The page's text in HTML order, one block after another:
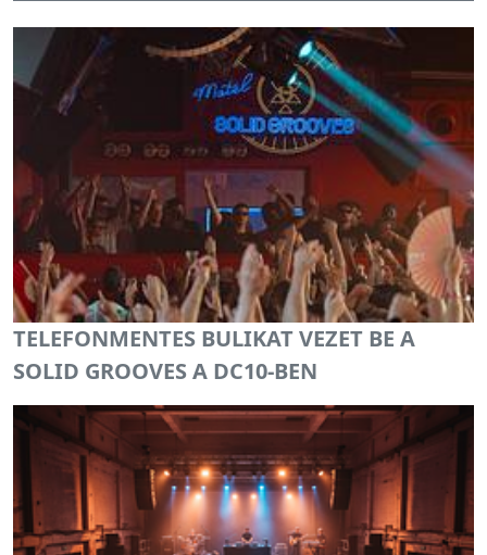
TELEFONMENTES BULIKAT VEZET BE A
SOLID GROOVES A DC10-BEN